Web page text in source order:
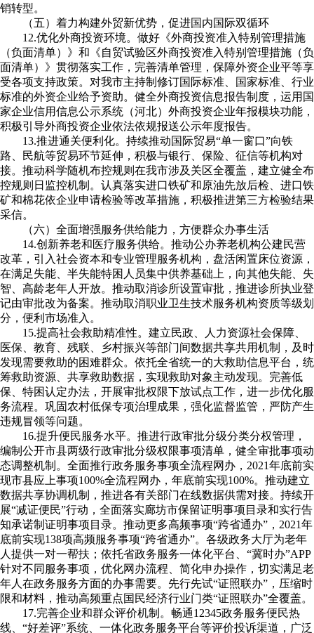
销转型。
（五）着力构建外贸新优势，促进国内国际双循环
12.优化外商投资环境。做好《外商投资准入特别管理措施
（负面清单）》和《自贸试验区外商投资准入特别管理措施（负
面清单）》贯彻落实工作，完善清单管理，保障外资企业平等享
受各项支持政策。对我市主持制修订国际标准、国家标准、行业
标准的外资企业给予资助。健全外商投资信息报告制度，运用国
家企业信用信息公示系统（河北）外商投资企业年报模块功能，
积极引导外商投资企业依法依规报送公示年度报告。
13.推进通关便利化。持续推动国际贸易“单一窗口”向铁
路、民航等贸易环节延伸，积极与银行、保险、征信等机构对
接。推动科学随机布控规则在我市涉及关区全覆盖，建立健全布
控规则日监控机制。认真落实进口铁矿和原油先放后检、进口铁
矿和棉花依企业申请检验等改革措施，积极推进第三方检验结果
采信。
（六）全面增强服务供给能力，方便群众办事生活
14.创新养老和医疗服务供给。推动公办养老机构公建民营
改革，引入社会资本和专业管理服务机构，盘活闲置床位资源，
在满足失能、半失能特困人员集中供养基础上，向其他失能、失
智、高龄老年人开放。推动取消诊所设置审批，推进诊所执业登
记由审批改为备案。推动取消职业卫生技术服务机构资质等级划
分，便利市场准入。
15.提高社会救助精准性。建立民政、人力资源社会保障、
医保、教育、残联、乡村振兴等部门间数据共享共用机制，及时
发现需要救助的困难群众。依托全省统一的大救助信息平台，统
筹救助资源、共享救助数据，实现救助对象主动发现。完善低
保、特困认定办法，开展审批权限下放试点工作，进一步优化服
务流程。巩固农村低保专项治理成果，强化监督监管，严防产生
违规冒领等问题。
16.提升便民服务水平。推进行政审批分级分类分权管理，
编制公开市县两级行政审批分级权限事项清单，健全审批事项动
态调整机制。全面推行政务服务事项全流程网办，2021年底前实
现市县应上事项100%全流程网办，年底前实现100%。推动建立
数据共享协调机制，推进各有关部门在线数据供需对接。持续开
展“减证便民”行动，全面落实廊坊市保留证明事项目录和实行告
知承诺制证明事项目录。推动更多高频事项“跨省通办”，2021年
底前实现138项高频服务事项“跨省通办”。各级政务大厅为老年
人提供一对一帮扶；依托省政务服务一体化平台、“冀时办”APP
针对不同服务事项，优化网办流程、简化申办操作，切实满足老
年人在政务服务方面的办事需要。先行先试“证照联办”，压缩时
限和材料，推动高频重点国民经济行业门类“证照联办”全覆盖。
17.完善企业和群众评价机制。畅通12345政务服务便民热
线、“好差评”系统、一体化政务服务平台等评价投诉渠道，广泛